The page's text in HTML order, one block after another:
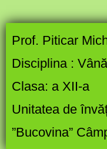
Prof. Piticar
Disciplina :
Clasa: a XII-a
Unitatea de
”Bucovina”